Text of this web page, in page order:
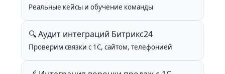
Реальные кейсы и обучение команды
🔍 Аудит интеграций Битрикс24
Проверим связки с 1С, сайтом, телефонией